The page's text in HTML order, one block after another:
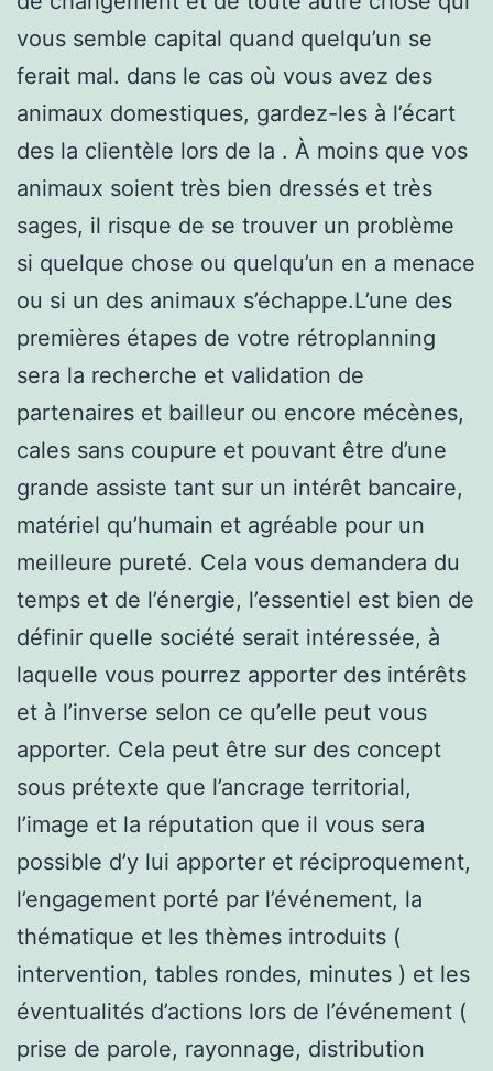
vous semble capital quand quelqu’un se
ferait mal. dans le cas où vous avez des
animaux domestiques, gardez-les à l’écart
des la clientèle lors de la . À moins que vos
animaux soient très bien dressés et très
sages, il risque de se trouver un problème
si quelque chose ou quelqu’un en a menace
ou si un des animaux s’échappe.L’une des
premières étapes de votre rétroplanning
sera la recherche et validation de
partenaires et bailleur ou encore mécènes,
cales sans coupure et pouvant être d’une
grande assiste tant sur un intérêt bancaire,
matériel qu’humain et agréable pour un
meilleure pureté. Cela vous demandera du
temps et de l’énergie, l’essentiel est bien de
définir quelle société serait intéressée, à
laquelle vous pourrez apporter des intérêts
et à l’inverse selon ce qu’elle peut vous
apporter. Cela peut être sur des concept
sous prétexte que l’ancrage territorial,
l’image et la réputation que il vous sera
possible d’y lui apporter et réciproquement,
l’engagement porté par l’événement, la
thématique et les thèmes introduits (
intervention, tables rondes, minutes ) et les
éventualités d’actions lors de l’événement (
prise de parole, rayonnage, distribution